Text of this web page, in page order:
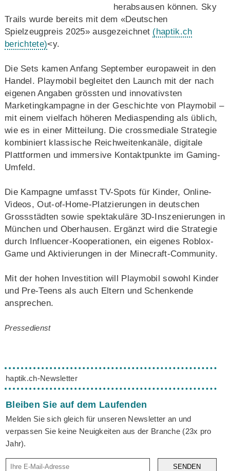
herabsausen können. Sky
Trails wurde bereits mit dem «Deutschen
Spielzeugpreis 2025» ausgezeichnet (haptik.ch
berichtete)<y.
Die Sets kamen Anfang September europaweit in den
Handel. Playmobil begleitet den Launch mit der nach
eigenen Angaben grössten und innovativsten
Marketingkampagne in der Geschichte von Playmobil –
mit einem vielfach höheren Mediaspending als üblich,
wie es in einer Mitteilung. Die crossmediale Strategie
kombiniert klassische Reichweitenkanäle, digitale
Plattformen und immersive Kontaktpunkte im Gaming-
Umfeld.
Die Kampagne umfasst TV-Spots für Kinder, Online-
Videos, Out-of-Home-Platzierungen in deutschen
Grossstädten sowie spektakuläre 3D-Inszenierungen in
München und Oberhausen. Ergänzt wird die Strategie
durch Influencer-Kooperationen, ein eigenes Roblox-
Game und Aktivierungen in der Minecraft-Community.
Mit der hohen Investition will Playmobil sowohl Kinder
und Pre-Teens als auch Eltern und Schenkende
ansprechen.
Pressedienst
haptik.ch-Newsletter
Bleiben Sie auf dem Laufenden
Melden Sie sich gleich für unseren Newsletter an und
verpassen Sie keine Neuigkeiten aus der Branche (23x pro
Jahr).
SENDEN